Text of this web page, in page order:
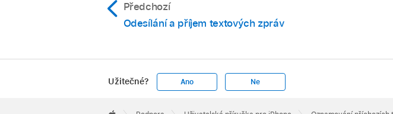
Předchozí
Odesílání a příjem textových zpráv
Užitečné? Ano Ne
Footer